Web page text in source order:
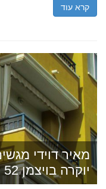
קרא עוד
יוקרה בויצמן 52 תל אביב